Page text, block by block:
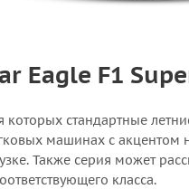
Eagle F1
которых стандартные
машинах с акцентом
Также серия может
класса.